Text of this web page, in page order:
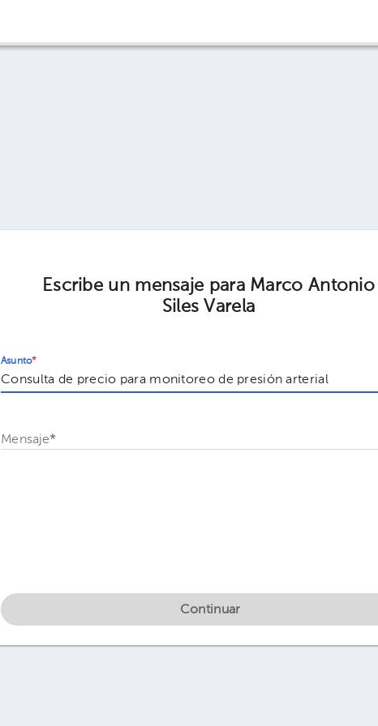
Escribe un mensaje para Marco Antonio
Siles Varela
Asunto*
Mensaje*
Continuar